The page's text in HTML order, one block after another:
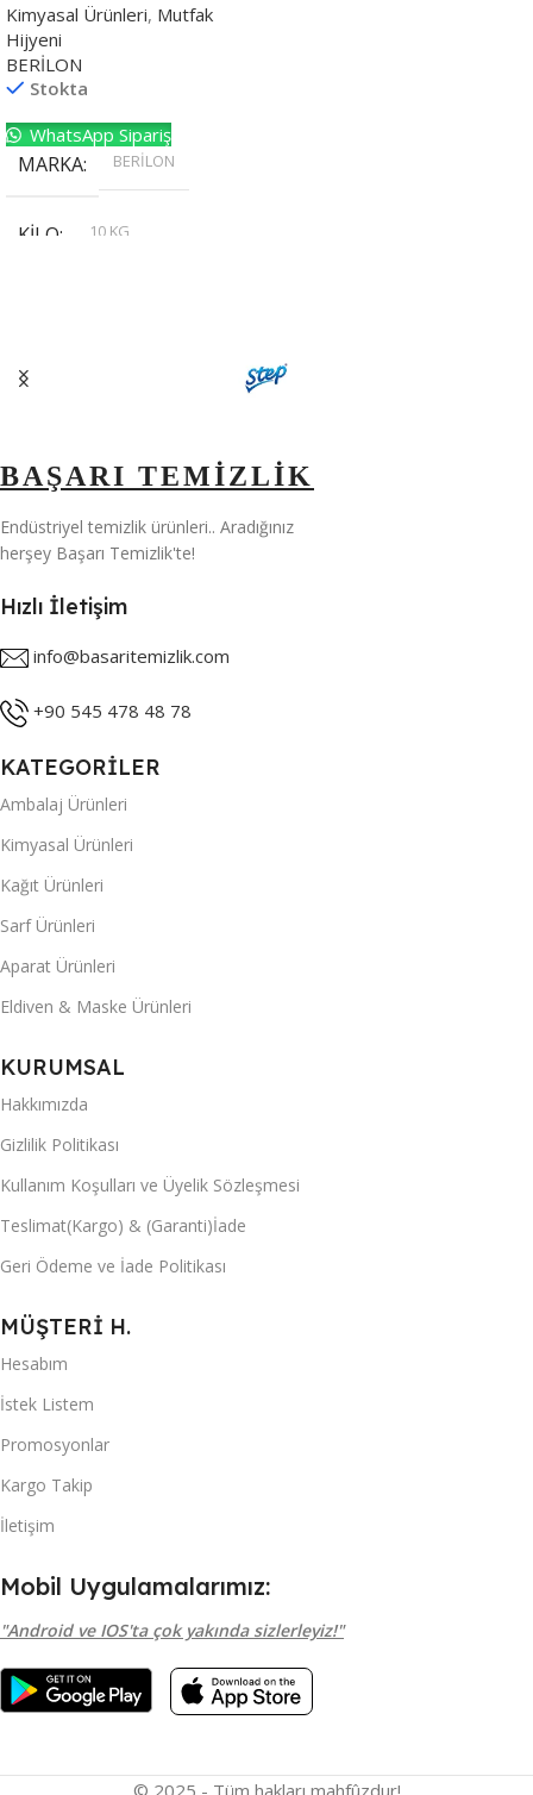
Kimyasal Ürünleri, Mutfak
Hijyeni
BERİLON
Stokta
WhatsApp Sipariş
MARKA BERİLON
KILO
10 KG
BAŞARI TEMİZLİK
Endüstriyel temizlik ürünleri.. Aradığınız
herşey Başarı Temizlik'te!
Hızlı İletişim
info@basaritemizlik.com
+90 545 478 48 78
KATEGORİLER
Ambalaj Ürünleri
Kimyasal Ürünleri
Kağıt Ürünleri
Sarf Ürünleri
Aparat Ürünleri
Eldiven & Maske Ürünleri
KURUMSAL
Hakkımızda
Gizlilik Politikası
Kullanım Koşulları ve Üyelik Sözleşmesi
Teslimat(Kargo) & (Garanti)İade
Geri Ödeme ve İade Politikası
MÜŞTERİ H.
Hesabım
İstek Listem
Promosyonlar
Kargo Takip
İletişim
Mobil Uygulamalarımız:
"Android ve IOS'ta çok yakında sizlerleyiz!"